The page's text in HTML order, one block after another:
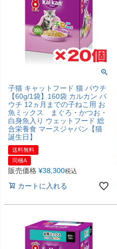
子猫 キャットフード 猫 パウチ
【60g/1袋】160袋 カルカン パ
ウチ 12ヵ月までの子ねこ用 お
魚ミックス まぐろ・かつお・
白身魚入り ウェットフード 総
合栄養食 マースジャパン【猫
誕生日】
送料無料
同梱A
販売価格 ¥38,300税込
カートに入れる